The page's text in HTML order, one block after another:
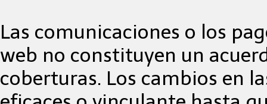
Las comunicaciones o los
web no constituyen un
coberturas. Los cambios en